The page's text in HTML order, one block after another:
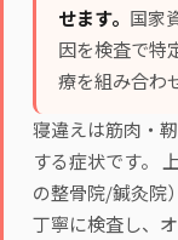
せます。 国家
因を検査で特
療を組み合わ
寝違えは筋肉・
する症状です。
の整骨院/鍼灸院
丁寧に検査し、